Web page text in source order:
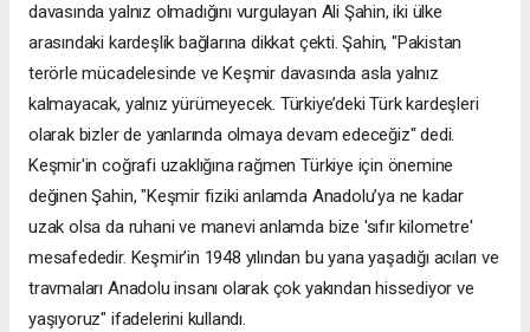
davasında yalnız olmadığını vurgulayan Ali Şahin, iki ülke
arasındaki kardeşlik bağlarına dikkat çekti. Şahin, "Pakistan
terörle mücadelesinde ve Keşmir davasında asla yalnız
kalmayacak, yalnız yürümeyecek. Türkiye’deki Türk kardeşleri
olarak bizler de yanlarında olmaya devam edeceğiz" dedi.
Keşmir'in coğrafi uzaklığına rağmen Türkiye için önemine
değinen Şahin, "Keşmir fiziki anlamda Anadolu’ya ne kadar
uzak olsa da ruhani ve manevi anlamda bize 'sıfır kilometre'
mesafededir. Keşmir’in 1948 yılından bu yana yaşadığı acıları ve
travmaları Anadolu insanı olarak çok yakından hissediyor ve
yaşıyoruz" ifadelerini kullandı.